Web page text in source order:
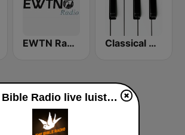
EWTN Radio Classical Horizon Radio (International)
The Bible Radio live luisteren